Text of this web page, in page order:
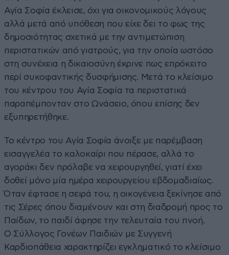
Αγία Σοφία έκλεισε, όχι για οικονομικούς λόγους
αλλά μετά από υπόθεση που είχε δει το φως της
δημοσιότητας σχετικά με την αντιμετώπιση
περιστατικών από γιατρούς, για την οποία ωστόσο
στη συνέχεια η δικαιοσύνη έκρινε πως επρόκειτο
περί συκοφαντικής δυσφήμισης. Μετά το κλείσιμο
του κέντρου του Αγία Σοφία τα περιστατικά
παραπέμπονταν στο Ωνάσειο, όπου επίσης δεν
εξυπηρετήθηκε.
Το κέντρο του Αγία Σοφία άνοιξε με παρέμβαση
εισαγγελέα το καλοκαίρι που πέρασε, αλλά το
αγοράκι δεν πρόλαβε να χειρουργηθεί, γιατί έχει
δοθεί μόνο μία ημέρα χειρουργείου εβδομαδιαίως.
Όταν έφτασε η σειρά του, η οικογένεια ξεκίνησε από
τις Σέρες όπου διαμένουν και στη διαδρομή προς το
Παίδων, το παιδί άφησε την τελευταία του πνοή.
Ο Σύλλογος Γονέων Παιδιών με Συγγενή
Καρδιοπάθεια χαρακτηρίζει εγκληματικό το κλείσιμο